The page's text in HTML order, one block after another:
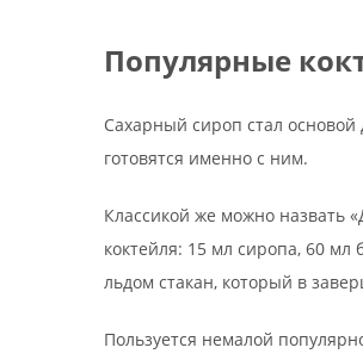
Популярные
Сахарный сироп стал
готовятся именно с ним.
Классикой же можно назвать
коктейля: 15 мл сиропа, 60
льдом стакан, который в
Пользуется немалой